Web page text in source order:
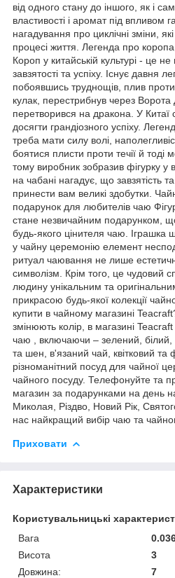
від одного стану до іншого, як і
властивості і аромат під впливом
нагадування про циклічні зміни,
процесі життя. Легенда про
Короп у китайській культурі - це
завзятості та успіху. Існує давня
побоявшись труднощів, плив проти
кулак, перестрибнув через Ворота
перетворився на дракона. У
досягти грандіозного успіху.
треба мати силу волі,
боятися плисти проти течії й тоді
тому виробник зобразив фігурку у
на чабані нагадує, що завзятість
принести вам великі здобутки.
подарунок для любителів чаю
стане незвичайним подарунком,
будь-якого цінителя чаю. Іграшка
у чайну церемонію елемент
ритуал чаювання не лише
символізм. Крім того, це чудовий
людину унікальним та
прикрасою будь-якої колекції
купити в чайному магазині
змінюють колір, в магазині
чаю , включаючи – зелений,
та шен, в'язаний чай, квітковий та
різноманітний посуд для чайної
чайного посуду. Телефонуйте та
магазин за подарунками на день
Миколая, Різдво, Новий Рік,
нас найкращий вибір чаю та
Приховати
Характеристики
Користувальницькі
Вага
Висота
3
Довжина:
7